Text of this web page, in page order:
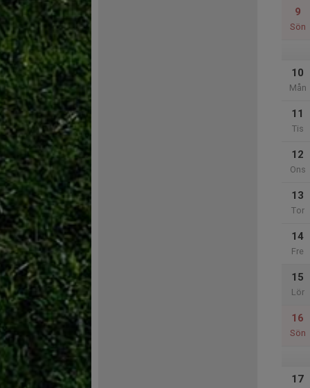
9
Sön
10
Mån
11
Tis
12
Ons
13
Tor
14
Fre
15
Lör
16
Sön
17